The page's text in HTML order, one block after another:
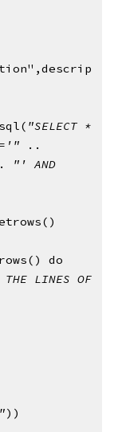
"SELECT *
..
"' AND
do
LINES OF
))